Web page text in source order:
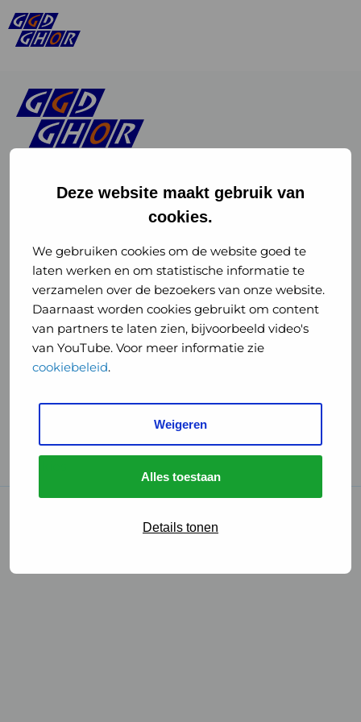
Deze website maakt gebruik van
cookies.
We gebruiken cookies om de website goed te
laten werken en om statistische informatie te
verzamelen over de bezoekers van onze website.
Daarnaast worden cookies gebruikt om content
van partners te laten zien, bijvoorbeeld video's
van YouTube. Voor meer informatie zie
cookiebeleid.
Weigeren
Alles toestaan
Details tonen
of
GGD
GHOR
Nederland
Instagram
of
GGD
GHOR
Nederland
GGD Reizen op social media
GGD Reizen
GGD Reisvaccinaties